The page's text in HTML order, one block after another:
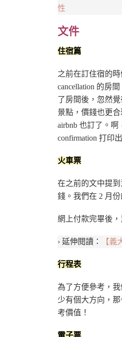
性
文件
住宿篇
之前在訂住宿的
cancellation 的房
了房間後，忽然
景點，價錢也更合
airbnb 也訂了。
confirmation 打印
火車票
在之前的文中提
錢。我們在 2 月
網上付款完畢後
› 延伸閱讀： 【義
行程表
為了方便參考，
少有個大方向，
考價值！